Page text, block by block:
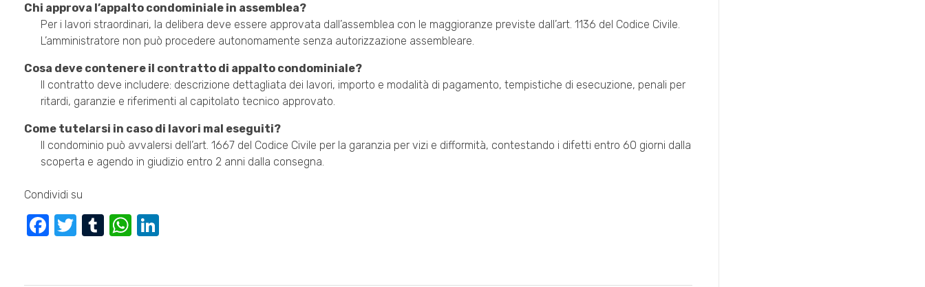
Chi approva l’appalto condominiale in assemblea?
Per i lavori straordinari, la delibera deve essere approvata dall’assemblea con le maggioranze previste dall’art. 1136 del Codice Civile.
L’amministratore non può procedere autonomamente senza autorizzazione assembleare.
Cosa deve contenere il contratto di appalto condominiale?
Il contratto deve includere: descrizione dettagliata dei lavori, importo e modalità di pagamento, tempistiche di esecuzione, penali per
ritardi, garanzie e riferimenti al capitolato tecnico approvato.
Come tutelarsi in caso di lavori mal eseguiti?
Il condominio può avvalersi dell’art. 1667 del Codice Civile per la garanzia per vizi e difformità, contestando i difetti entro 60 giorni dalla
scoperta e agendo in giudizio entro 2 anni dalla consegna.
Condividi su
F
T
T
W